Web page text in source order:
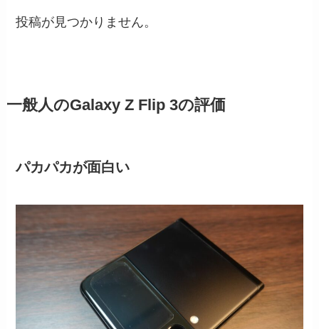
投稿が見つかりません。
一般人のGalaxy Z Flip 3の評価
パカパカが面白い